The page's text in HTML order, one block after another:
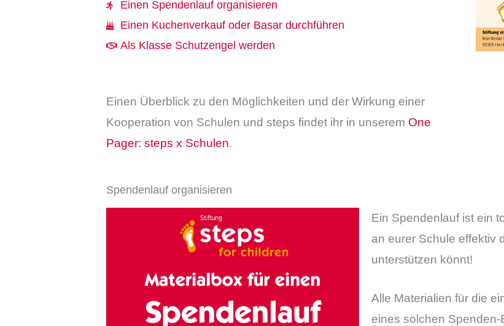
Einen Spendenlauf organisieren
Einen Kuchenverkauf oder Basar durchführen
Als Klasse Schutzengel werden
Einen Überblick zu den Möglichkeiten und der Wirkung einer
Kooperation von Schulen und steps findet ihr in unserem One
Pager: steps x Schulen.
Spendenlauf organisieren
Ein Spendenlauf ist ein
an eurer Schule effektiv
unterstützen könnt!
Alle Materialien für die
eines solchen